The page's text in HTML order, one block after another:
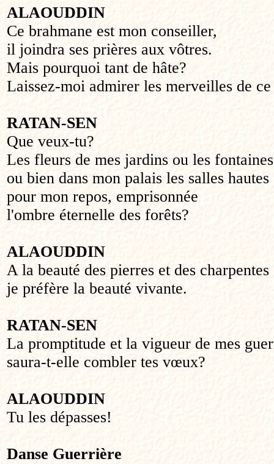
ALAOUDDIN
Ce brahmane est mon conseiller,
il joindra ses prières aux vôtres.
Mais pourquoi tant de hâte?
Laissez-moi admirer les merveilles de
RATAN-SEN
Que veux-tu?
Les fleurs de mes jardins ou les
ou bien dans mon palais les salles
pour mon repos, emprisonnée
l'ombre éternelle des forêts?
ALAOUDDIN
A la beauté des pierres et des charpentes
je préfère la beauté vivante.
RATAN-SEN
La promptitude et la vigueur de mes
saura-t-elle combler tes vœux?
ALAOUDDIN
Tu les dépasses!
Danse Guerrière